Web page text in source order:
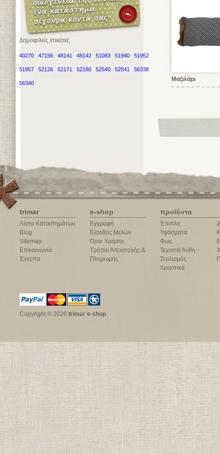
Δημοφιλείς ετικέτες
40270 47156 48141 48142 51083 51940 51952
51957 52126 52171 52180 52540 52541 56338
56340
Μαξιλάρι
trimar
Λίστα Καταστημάτων
Blog
Sitemap
Επικοινωνία
Έντυπα
e-shop
Εγγραφή
Είσοδος Μελών
Όροι Χρήσης
Τρόποι Αποστολής &
Πληρωμής
προϊόντα
Έπιπλα
Υφάσματα
Φως
Τεχνητά Άνθη -
Στολισμός
Χρηστικά
Copyright © 2026 trimar e-shop